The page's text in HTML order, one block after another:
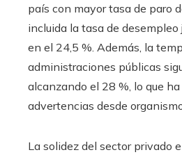
país con mayor tasa de paro
incluida la tasa de desempleo
en el 24,5 %. Además, la
administraciones públicas
alcanzando el 28 %, lo que
advertencias desde
La solidez del sector privado